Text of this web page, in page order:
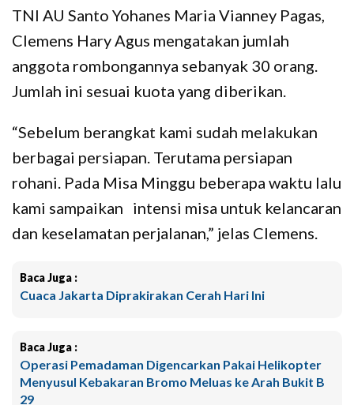
TNI AU Santo Yohanes Maria Vianney Pagas,
Clemens Hary Agus mengatakan jumlah
anggota rombongannya sebanyak 30 orang.
Jumlah ini sesuai kuota yang diberikan.
“Sebelum berangkat kami sudah melakukan
berbagai persiapan. Terutama persiapan
rohani. Pada Misa Minggu beberapa waktu lalu
kami sampaikan intensi misa untuk kelancaran
dan keselamatan perjalanan,” jelas Clemens.
Baca Juga :
Cuaca Jakarta Diprakirakan Cerah Hari Ini
Baca Juga :
Operasi Pemadaman Digencarkan Pakai Helikopter
Menyusul Kebakaran Bromo Meluas ke Arah Bukit B
29